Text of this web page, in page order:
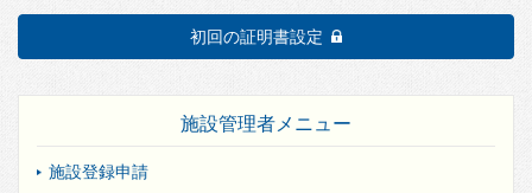
初回の証明書設定
施設管理者メニュー
施設登録申請